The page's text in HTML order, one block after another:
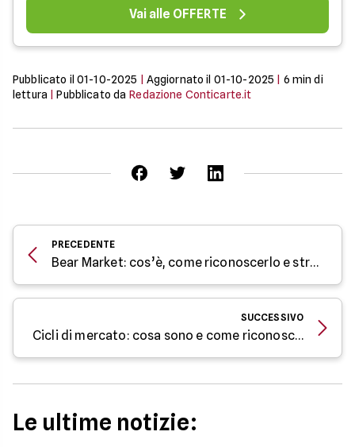
Vai alle OFFERTE
Pubblicato il 01-10-2025 Aggiornato il 01-10-2025 6 min di
lettura |Pubblicato da Redazione Conticarte.it
PRECEDENTE
Bear Market: cos’è, come riconoscerlo e strategie per investire
SUCCESSIVO
Cicli di mercato: cosa sono e come riconoscerli
Le ultime notizie: